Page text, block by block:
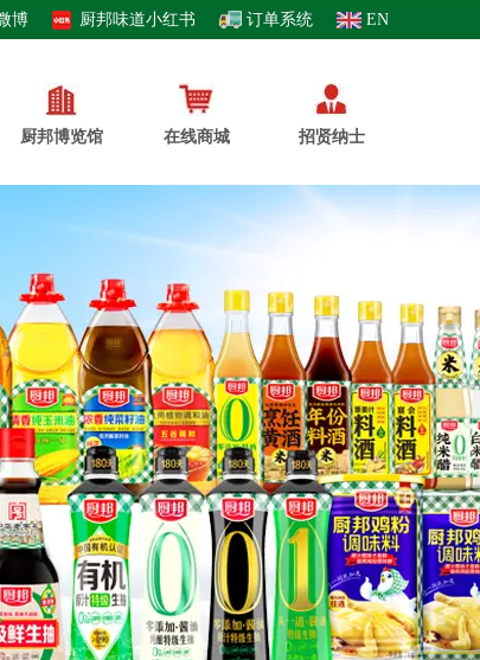
博 厨邦味道小红书 订单系统 EN
厨邦博览馆 在线商城 招贤纳士